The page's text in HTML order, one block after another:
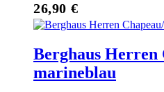
26,90 €
Berghaus Herren
marineblau